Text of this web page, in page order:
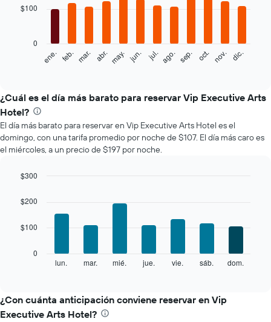
with
siguiente
el
precio
promedio
de
una
habitación
mes
gráfico
eje
El
gráfico
ene. feb. mar. abr. may. jun. jul. ago. sep. oct. nov. dic.
0
$100
¿Cuál es el día más barato para reservar Vip Executive Arts
Hotel?
El día más barato para reservar en Vip Executive Arts Hotel es el
domingo, con una tarifa promedio por noche de $107. El día más caro es
el miércoles, a un precio de $197 por noche.
chart
with
bars.
el
precio
graphic.
lun. mar. mié. jue. vie. sáb. dom.
0
$100
$200
$300
¿Con cuánta anticipación conviene reservar en Vip
Executive Arts Hotel?